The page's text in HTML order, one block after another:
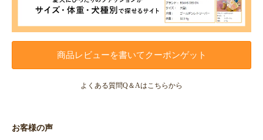
商品レビューを書いてクーポンゲット
よくある質問Q＆Aはこちらから
お客様の声